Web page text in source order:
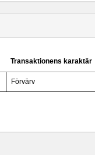
Transaktionens karaktär
Förvärv